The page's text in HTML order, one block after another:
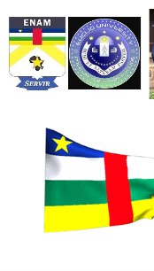
au
contenu